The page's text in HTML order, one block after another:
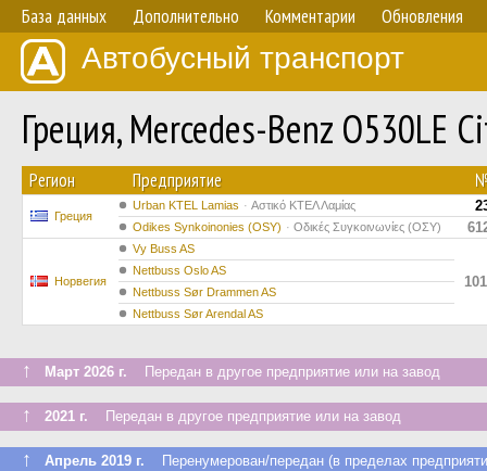
База данных Дополнительно Комментарии Обновления
Автобусный транспорт
Греция, Mercedes-Benz
Регион Предприятие
Греция
Urban KTEL Lamias Αστικό ΚΤΕΛ Λαμίας
Odikes Synkoinonies (OSY) Οδικές Συγκοινωνίες (ΟΣΥ)
Норвегия
Vy Buss AS
Nettbuss Oslo AS
Nettbuss Sør Drammen AS
Nettbuss Sør Arendal AS
↑ Март 2026 г. Передан в другое предприятие или на завод
↑ 2021 г. Передан в другое предприятие или на завод
↑ Апрель 2019 г. Перенумерован/передан (в пределах